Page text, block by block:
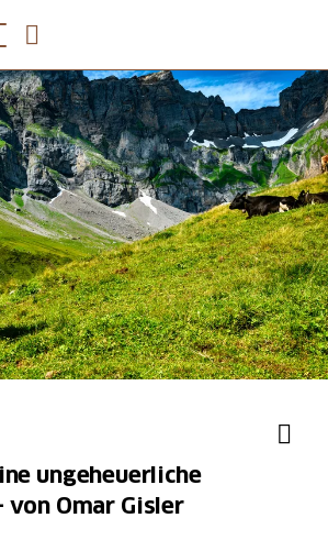
ungeheuerliche
von Omar Gisler